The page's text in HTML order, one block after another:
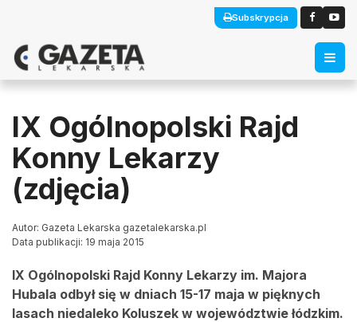
Subskrypcja
IX Ogólnopolski Rajd
Konny Lekarzy
(zdjęcia)
Autor: Gazeta Lekarska gazetalekarska.pl
Data publikacji: 19 maja 2015
IX Ogólnopolski Rajd Konny Lekarzy im. Majora
Hubala odbył się w dniach 15-17 maja w pięknych
lasach niedaleko Koluszek w województwie łódzkim.